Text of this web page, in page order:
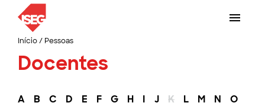
Início/ Pessoas
Docentes
A B C D E F G H I J K L M N O